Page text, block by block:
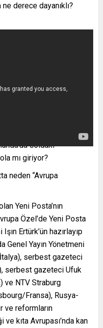
derece dayanıklı?
soldaki
mı giriyor?
neden “Avrupa
Yeni Posta’nın
Özel’de Yeni Posta
Ertürk’ün hazırlayıp
Genel Yayın Yönetmeni
serbest gazeteci
serbest gazeteci Ufuk
ve NTV Straburg
Fransa), Rusya-
ve reformların
ve kıta Avrupası’nda kan